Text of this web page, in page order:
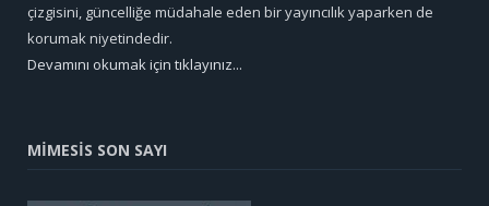
çizgisini, güncelliğe müdahale eden bir yayıncılık yaparken de
korumak niyetindedir.
Devamını okumak için tıklayınız...
MİMESİS SON SAYI